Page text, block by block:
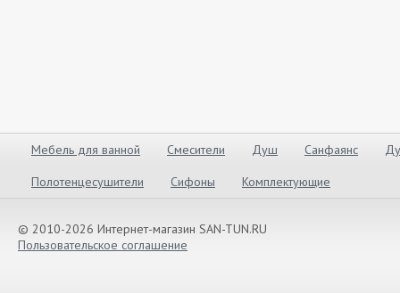
Мебель для ванной Смесители Душ Санфаянс
Полотенцесушители
Сифоны Комплектующие
© 2010-2026 Интернет-магазин SAN-TUN.RU
Пользовательское соглашение